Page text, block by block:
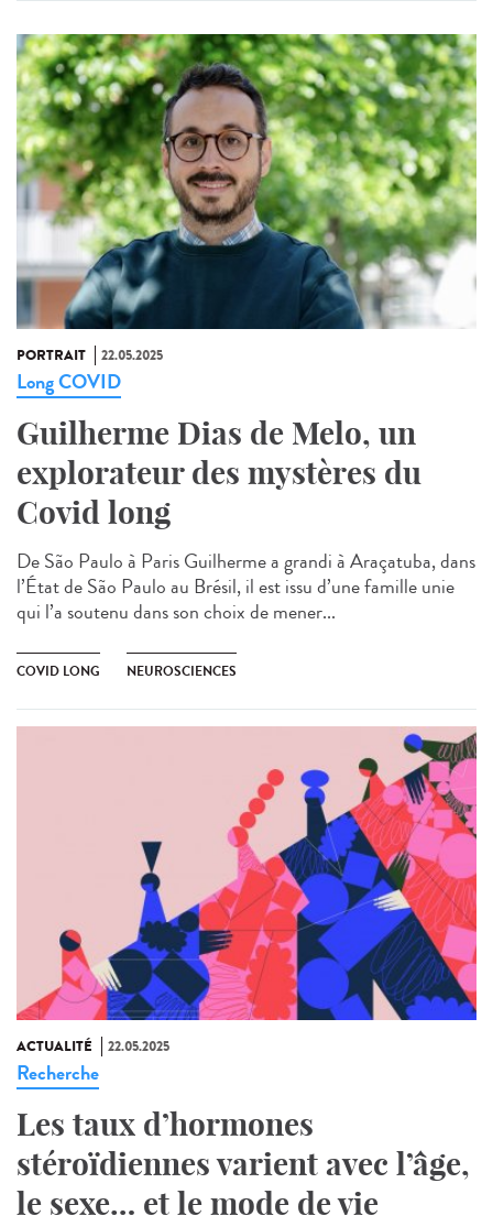
PORTRAIT 22.05.2025
Long COVID
Guilherme Dias de Melo, un
explorateur des mystères du
Covid long
De São Paulo à Paris Guilherme a grandi à Araçatuba, dans
l’État de São Paulo au Brésil, il est issu d’une famille unie
qui l’a soutenu dans son choix de mener...
COVID LONG NEUROSCIENCES
ACTUALITÉ 22.05.2025
Recherche
Les taux d’hormones
stéroïdiennes varient avec l’âge,
le sexe… et le mode de vie